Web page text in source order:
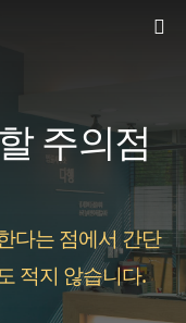
주의점
다는 점에서 간단
적지 않습니다.